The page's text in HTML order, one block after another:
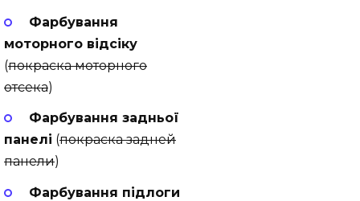
Фарбування
моторного відсіку
(покраска моторного
отсека)
Фарбування задньої
панелі (покраска задней
панели)
Фарбування підлоги